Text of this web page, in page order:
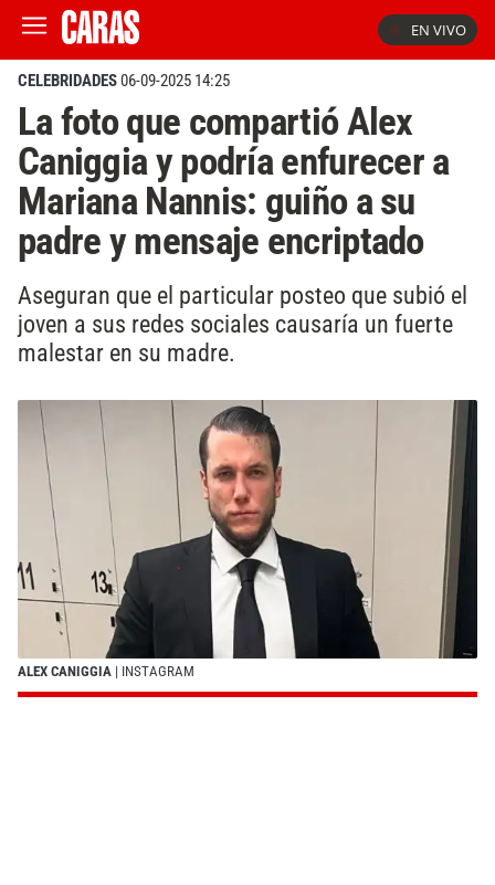
EN VIVO
CELEBRIDADES06-09-2025 14:25
La foto que compartió Alex
Caniggia y podría enfurecer a
Mariana Nannis: guiño a su
padre y mensaje encriptado
Aseguran que el particular posteo que subió el
joven a sus redes sociales causaría un fuerte
malestar en su madre.
ALEX CANIGGIA | INSTAGRAM